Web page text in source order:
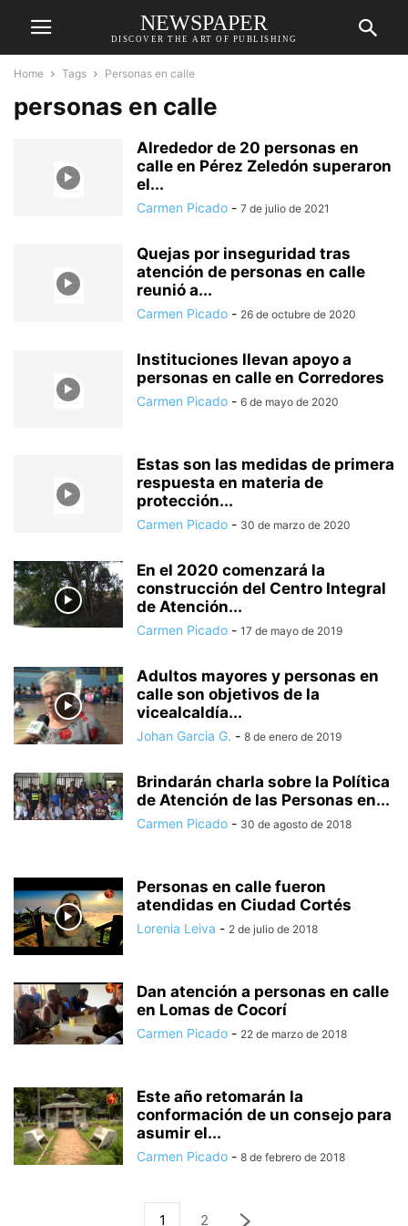
NEWSPAPER
DISCOVER THE ART OF PUBLISHING
Home Tags Personas en calle
personas en calle
Alrededor de 20 personas en
calle en Pérez Zeledón superaron
el...
Carmen Picado - 7 de julio de 2021
Quejas por inseguridad tras
atención de personas en calle
reunió a...
Carmen Picado - 26 de octubre de 2020
Instituciones llevan apoyo a
personas en calle en Corredores
Carmen Picado - 6 de mayo de 2020
Estas son las medidas de primera
respuesta en materia de
protección...
Carmen Picado - 30 de marzo de 2020
En el 2020 comenzará la
construcción del Centro Integral
de Atención...
Carmen Picado - 17 de mayo de 2019
Adultos mayores y personas en
calle son objetivos de la
vicealcaldía...
Johan Garcia G. - 8 de enero de 2019
Brindarán charla sobre la Política
de Atención de las Personas en...
Carmen Picado - 30 de agosto de 2018
Personas en calle fueron
atendidas en Ciudad Cortés
Lorenia Leiva - 2 de julio de 2018
Dan atención a personas en calle
en Lomas de Cocorí
Carmen Picado - 22 de marzo de 2018
Este año retomarán la
conformación de un consejo para
asumir el...
Carmen Picado - 8 de febrero de 2018
1 2